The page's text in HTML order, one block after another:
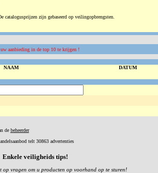
catalogusprijzen zijn gebaseerd op veilingopbrengsten.
aanbieding in de top 10 te krijgen !
NAAM DATUM
de beheerder
telt 30863 advertenties
Enkele veiligheids tips!
op vragen om u producten op voorhand op te sturen!